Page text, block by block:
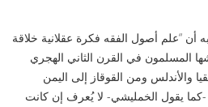
“علم أصول الفقه فكرة عقلانية خلاقة
المسلمون في القرن الثاني الهجري
والأندلس ومن القوقاز إلى اليمن
يقول الخمليشي- لا يُعرف إن كانت